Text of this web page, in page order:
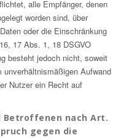
alle Empfänger, denen
worden sind, über
oder die Einschränkung
17 Abs. 1, 18 DSGVO
besteht jedoch nicht, soweit
Aufwand
Nutzer ein Recht auf
Betroffenen nach Art.
gegen die